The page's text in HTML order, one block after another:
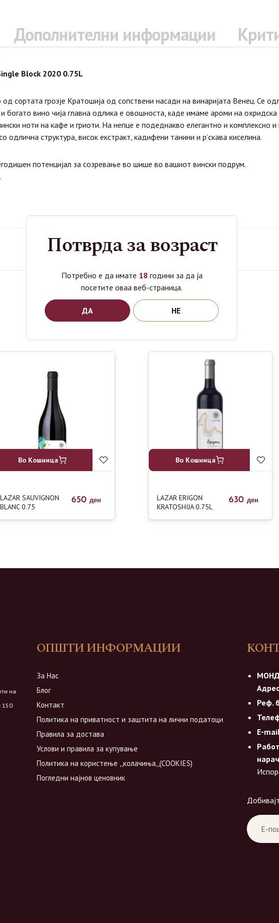
Дополнителни информации
Block 2020 0.75L
сортата грозје Кратошија од сопствени насади на винаријата Венец. Се
богато вино чија главна одлика е овошноста, каде имаме ароми на
ноти на кафе и гриоти. На непце е подеднакво елегантно и комплексно
одлична структура, висок екстракт, кадифени танини и р’скава киселина.
потенцијал за созревање во шише во вашиот вински подрум.
КатегорииВенец,Вино
Поврзани производи
Во Кошница
LAZAR SAUVIGNON
BLANC 0.75
650 ден
Во Кошница
LAZAR ERIGON
KRATOSHIJA 0.75L
630 ден
на
150
ОПШТИ ИНФОРМАЦИИ
За Нас
Блог
Контакт
Политика на приватност и заштита на лични податоци
Правила за достава
Услови и правила за купување
Политика на користење ,,колачиња,,(COOKIES)
Погледни најнов ценовник
Реф.
E-
Потврда за возраст
Потребно е да имате 18 години за да ја
посетите оваа веб-страница.
ДА НЕ